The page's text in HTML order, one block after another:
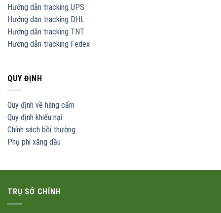
Hướng dẫn tracking UPS
Hướng dẫn tracking DHL
Hướng dẫn tracking TNT
Hướng dẫn tracking Fedex
QUY ĐỊNH
Quy định về hàng cấm
Quy định khiếu nại
Chính sách bồi thường
Phụ phí xăng dầu
TRỤ SỞ CHÍNH